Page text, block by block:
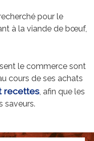
pour le
à la viande de bœuf,
le commerce sont
cours de ses achats
recettes, afin que les
saveurs.